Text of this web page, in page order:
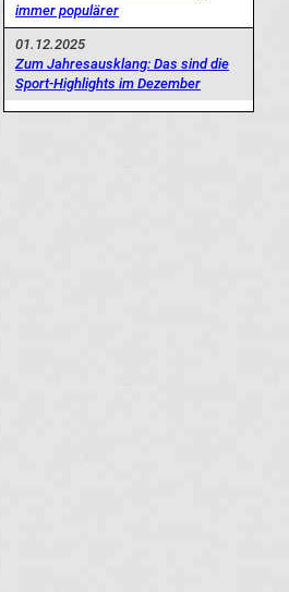
immer populärer
01.12.2025
Zum Jahresausklang: Das sind die
Sport-Highlights im Dezember